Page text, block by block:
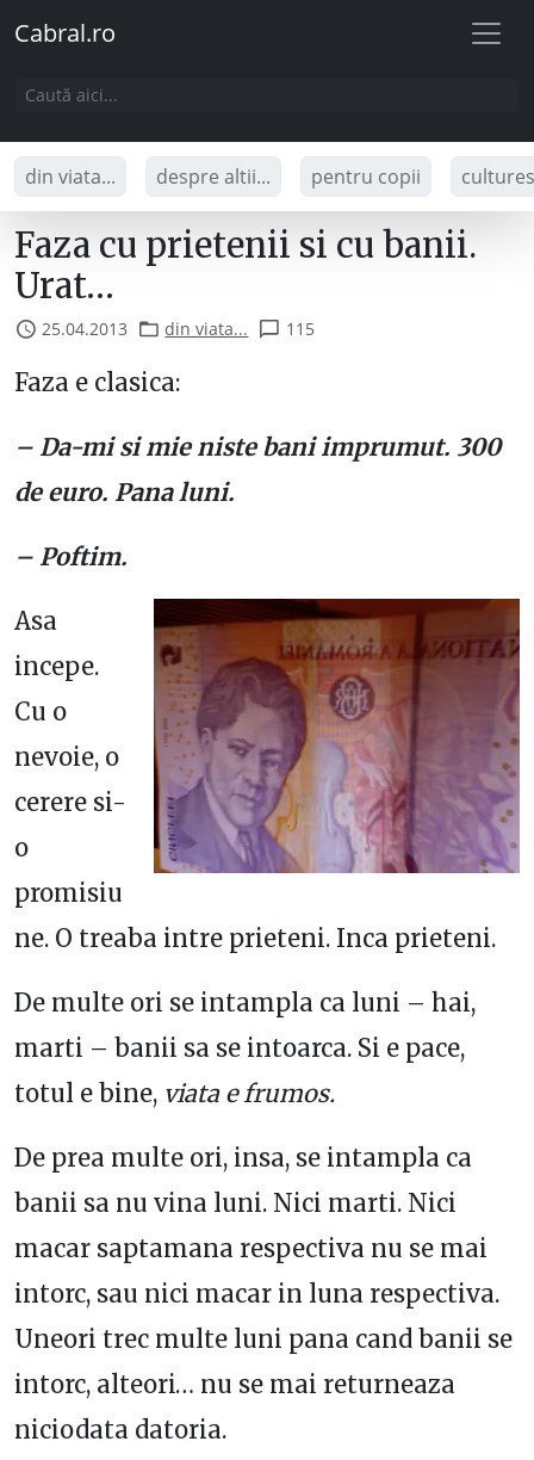
Cabral.ro
din viata... despre altii... pentru copii
Faza cu prietenii si cu banii.
Urat…
25.04.2013 din viata... 115
Faza e clasica:
– Da-mi si mie niste bani imprumut. 300
de euro. Pana luni.
– Poftim.
Asa
incepe.
Cu o
nevoie, o
cerere si-
o
promisiu
ne. O treaba intre prieteni. Inca prieteni.
De multe ori se intampla ca luni – hai,
marti – banii sa se intoarca. Si e pace,
totul e bine, viata e frumos.
De prea multe ori, insa, se intampla ca
banii sa nu vina luni. Nici marti. Nici
macar saptamana respectiva nu se mai
intorc, sau nici macar in luna respectiva.
Uneori trec multe luni pana cand banii se
intorc, alteori… nu se mai returneaza
niciodata datoria.